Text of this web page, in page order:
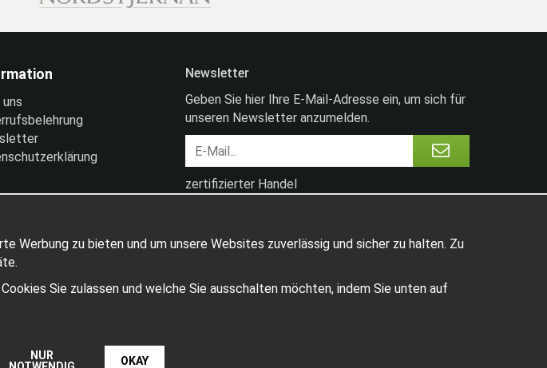
Newsletter
Geben Sie hier Ihre E-Mail-Adresse ein, um sich für
unseren Newsletter anzumelden.
zertifizierter Handel
Werbung zu bieten und um unsere Websites zuverlässig und sicher zu halten. Zu
Sie zulassen und welche Sie ausschalten möchten, indem Sie unten auf
NUR
OKAY